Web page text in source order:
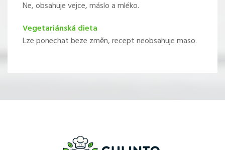
Ne, obsahuje vejce, máslo a mléko.
Vegetariánská dieta
Lze ponechat beze změn, recept neobsahuje maso.